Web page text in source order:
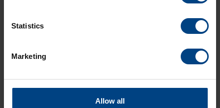
Statistics
Marketing
Allow all